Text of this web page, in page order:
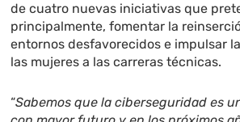
de cuatro nuevas iniciativas que
principalmente, fomentar la
entornos desfavorecidos e impulsar
las mujeres a las carreras técnicas.
“Sabemos que la ciberseguridad es